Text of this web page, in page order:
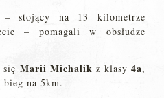
– stojący na 13 kilometrze
– pomagali w obsłudze
się Marii Michalik z klasy 4a,
bieg na 5km.